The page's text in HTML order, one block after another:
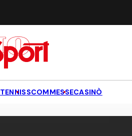
TENNISSCOMMESSECASINÒ